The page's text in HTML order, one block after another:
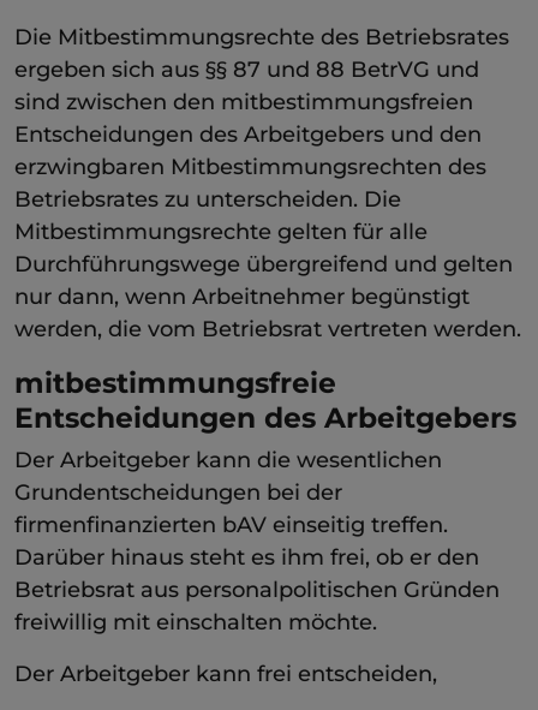
Die Mitbestimmungsrechte des Betriebsrates
ergeben sich aus §§ 87 und 88 BetrVG und
sind zwischen den mitbestimmungsfreien
Entscheidungen des Arbeitgebers und den
erzwingbaren Mitbestimmungsrechten des
Betriebsrates zu unterscheiden. Die
Mitbestimmungsrechte gelten für alle
Durchführungswege übergreifend und gelten
nur dann, wenn Arbeitnehmer begünstigt
werden, die vom Betriebsrat vertreten werden.
mitbestimmungsfreie
Entscheidungen des Arbeitgebers
Der Arbeitgeber kann die wesentlichen
Grundentscheidungen bei der
firmenfinanzierten bAV einseitig treffen.
Darüber hinaus steht es ihm frei, ob er den
Betriebsrat aus personalpolitischen Gründen
freiwillig mit einschalten möchte.
Der Arbeitgeber kann frei entscheiden,